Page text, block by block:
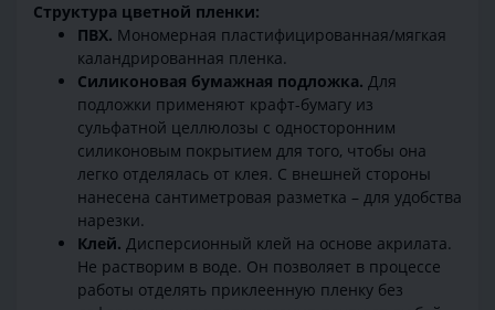
Структура цветной пленки:
ПВХ. Мономерная пластифицированная/мягкая
каландрированная пленка.
Силиконовая бумажная подложка. Для
подложки применяют крафт-бумагу из
сульфатной целлюлозы с односторонним
силиконовым покрытием для того, чтобы она
легко отделялась от клея. С внешней стороны
нанесена сантиметровая разметка – для удобства
нарезки.
Клей. Дисперсионный клей на основе акрилата.
Не растворим в воде. Он позволяет в процессе
работы отделять приклеенную пленку без